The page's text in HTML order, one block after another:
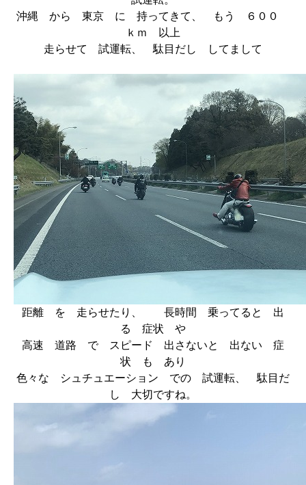
沖縄 から 東京 に 持ってきて、 もう ６００
ｋｍ 以上
走らせて 試運転、 駄目だし してまして
距離 を 走らせたり、 長時間 乗ってると 出
る 症状 や
高速 道路 で スピード 出さないと 出ない 症
状 も あり
色々な シュチュエーション での 試運転、 駄目だ
し 大切ですね。